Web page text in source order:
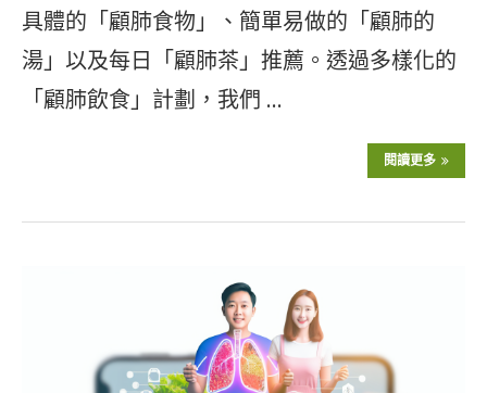
具體的「顧肺食物」、簡單易做的「顧肺的
湯」以及每日「顧肺茶」推薦。透過多樣化的
「顧肺飲食」計劃，我們 …
閱讀更多